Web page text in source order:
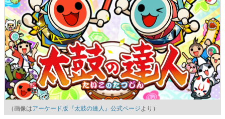
（画像はアーケード版『太鼓の達人』公式ページより）